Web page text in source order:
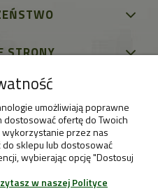
STRONY
umożliwiają poprawne
dostosować ofertę do Twoich
przez nas
sklepu lub dostosować
wybierając opcję "Dostosuj
w naszej Polityce